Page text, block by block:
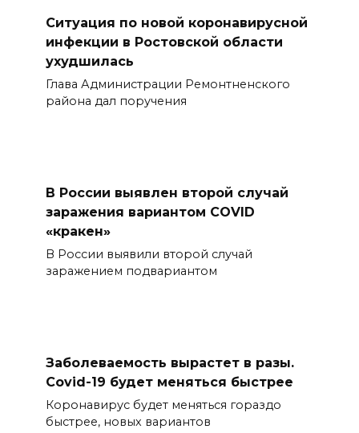
Ситуация по новой коронавирусной
инфекции в Ростовской области
ухудшилась
Глава Администрации Ремонтненского
района дал поручения
В России выявлен второй случай
заражения вариантом COVID
«кракен»
В России выявили второй случай
заражением подвариантом
Заболеваемость вырастет в разы.
Covid-19 будет меняться быстрее
Коронавирус будет меняться гораздо
быстрее, новых вариантов